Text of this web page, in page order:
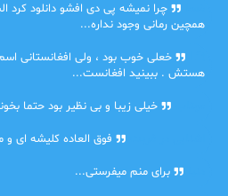
چرا نمیشه پی دی افشو دانلود کرد
همچین رمانی وجود نداره...
خعلی خوب بود ، ولی افغانستانی
هستش . ببینید افغانست...
خیلی زیبا و بی نظیر بود حتما
فوق العاده کلیشه ای و
برای منم میفرستی...